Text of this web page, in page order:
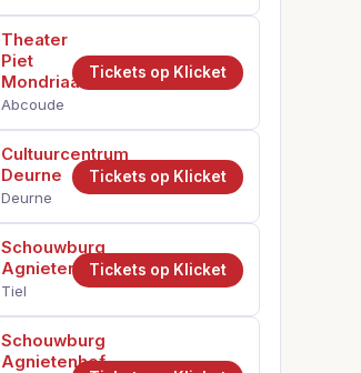
Theater
Piet
Mondriaan
Abcoude
Tickets op Klicket
Cultuurcentrum
Deurne
Deurne
Tickets op Klicket
Schouwburg
Agnietenhof
Tiel
Tickets op Klicket
Schouwburg
Agnietenhof